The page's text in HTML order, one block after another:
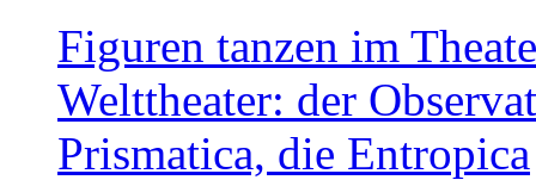
Figuren tanzen im
Welttheater: der
Prismatica, die Entropica